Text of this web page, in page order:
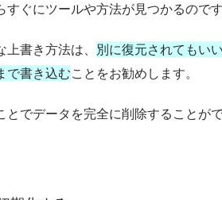
すぐにツールや方法が見つかるので
書き方法は、 別に復元されてもい
で書き込むことをお勧めします。
とでデータを完全に削除することがで